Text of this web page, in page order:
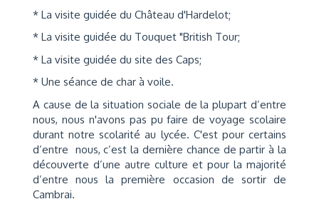
* La visite guidée du Château d'Hardelot;
* La visite guidée du Touquet "British Tour;
* La visite guidée du site des Caps;
* Une séance de char à voile.
A cause de la situation sociale de la plupart d’entre
nous, nous n'avons pas pu faire de voyage scolaire
durant notre scolarité au lycée. C'est pour certains
d’entre nous, c’est la dernière chance de partir à la
découverte d’une autre culture et pour la majorité
d’entre nous la première occasion de sortir de
Cambrai.